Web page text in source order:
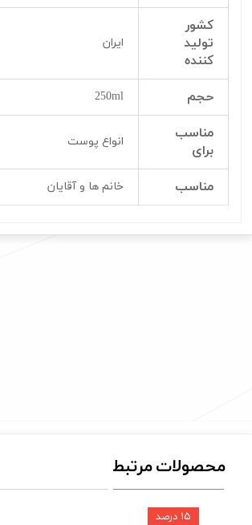
کشور
تولید
کننده
ایران
حجم 250ml
مناسب
برای
انواع پوست
مناسب خانم ها و آقایان
محصولات مرتبط
۱۵ درصد